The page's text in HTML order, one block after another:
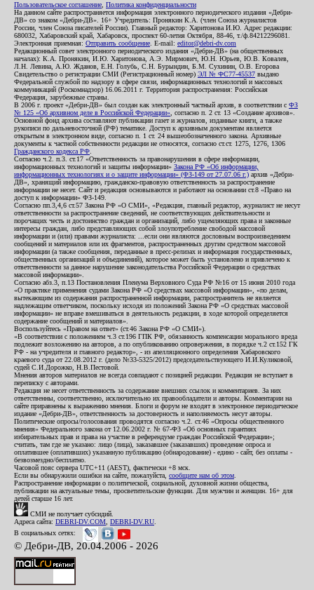
Пользовательское соглашение Политика конфиденциальности
На данном сайте распространяется информация электронного периодического издания «Дебри-
ДВ» со знаком «Дебри-ДВ». 16+ Учредитель: Пронякин К.А. (член Союза журналистов
России, член Союза писателей России). Главный редактор: Харитонова И.Ю. Адрес редакции:
680032, Хабаровский край, Хабаровск, проспект 60-летия Октября, 88-46, т./ф.84212296081.
Электронная приемная: Отправить сообщение . E-mail: editor@debri-dv.com
Редакционный совет электронного периодического издания «Дебри-ДВ» (на общественных
началах): К.А. Пронякин, И.Ю. Харитонова, А.Э. Мирмович, Ю.Н. Юрьев, Ю.В. Ковалев,
Л.Н. Левина, А.Ю. Жданов, Е.Н. Голубь, С.Н. Бурындин, Б.М. Сухинин, О.В. Егорова
Свидетельство о регистрации СМИ (Регистрационный номер) ЭЛ № ФС77-45537 выдано
Федеральной службой по надзору в сфере связи, информационных технологий и массовых
коммуникаций (Роскомнадзор) 16.06.2011 г. Территория распространения: Российская
Федерация, зарубежные страны.
В 2006 г. проект «Дебри-ДВ» был создан как электронный частный архив, в соответствии с ФЗ
№ 125 «Об архивном деле в Российской Федерации» , согласно п. 2 ст. 13 «Создание архивов».
Основной фонд архива составляют публикации газет и журналов, изданные книги, а также
рукописи по дальневосточной (РФ) тематике. Доступ к архивным документам является
открытым в электронном виде, согласно п. 1 ст. 24 вышеобозначенного закона. Архивные
документы к частной собственности редакции не относятся, согласно ст.ст. 1275, 1276, 1306
Гражданского кодекса РФ
Согласно ч.2. п.3. ст.17 «Ответственность за правонарушения в сфере информации,
информационных технологий и защиты информации» Закона РФ «Об информации,
информационных технологиях и о защите информации» (ФЗ-149 от 27.07.06 г.) архив «Дебри-
ДВ», хранящий информацию, гражданско-правовую ответственность за распространение
информации не несет. Сайт и редакция основываются и работают на основании ст.8 «Право на
доступ к информации» ФЗ-149.
Согласно пп.3,4,6 ст.57 Закона РФ «О СМИ», «Редакция, главный редактор, журналист не несут
ответственности за распространение сведений, не соответствующих действительности и
порочащих честь и достоинство граждан и организаций, либо ущемляющих права и законные
интересы граждан, либо представляющих собой злоупотребление свободой массовой
информации и (или) правами журналиста: ...если они являются дословным воспроизведением
сообщений и материалов или их фрагментов, распространенных другим средством массовой
информации (а также сообщения, переданные в пресс-релизах и информация государственных,
общественных организаций и объединений), которое может быть установлено и привлечено к
ответственности за данное нарушение законодательства Российской Федерации о средствах
массовой информации».
Согласно абз.3, п.13 Постановления Пленума Верховного Суда РФ №16 от 15 июня 2010 года
«О практике применения судами Закона РФ «О средствах массовой информации», «по делам,
вытекающим из содержания распространенной информации, распространитель не является
надлежащим ответчиком, поскольку исходя из положений Закона РФ «О средствах массовой
информации» не вправе вмешиваться в деятельность редакции, в ходе которой определяется
содержание сообщений и материалов».
Воспользуйтесь «Правом на ответ» (ст.46 Закона РФ «О СМИ»).
«В соответствии с положением ч.3 ст.196 ГПК РФ, обязанность компенсации морального вреда
подлежит возложению на авторов, а по опубликованию опровержения, в порядке ч.2 ст.152 ГК
РФ - на учредителя и главного редактор», - из апелляционного определения Хабаровского
краевого суда от 22.08.2012 г. (дело №33-5325/2012) председательствующего И.И.Куликовой,
судей С.И.Дорожко, Н.В.Пестовой.
Мнения авторов материалов не всегда совпадают с позицией редакции. Редакция не вступает в
переписку с авторами.
Редакция не несет ответственность за содержание внешних ссылок и комментариев. За них
ответственны, соответственно, исключительно их правообладатели и авторы. Комментарии на
сайте приравнены к выражению мнения. Блоги и форум не входят в электронное периодическое
издание «Дебри-ДВ», ответственность за достоверность и наполняемость несут авторы.
Политические опросы/голосования проводятся согласно ч.2. ст.46 «Опросы общественного
мнения» Федерального закона от 12.06.2002 г. № 67-ФЗ «Об основных гарантиях
избирательных прав и права на участие в референдуме граждан Российской Федерации»;
считать, там где не указано: лицо (лица), заказавшее (заказавших) проведение опроса и
оплатившее (оплативших) указанную публикацию (обнародование) - едино - сайт, без оплаты -
безвозмездно/бесплатно.
Часовой пояс сервера UTC+11 (AEST), фактически +8 мск.
Если вы обнаружили ошибки на сайте, пожалуйста, сообщите нам об этом
Распространение информации о политической, социальной, духовной жизни общества,
публикации на актуальные темы, просветительские функции. Для мужчин и женщин. 16+ для
детей старше 16 лет.
СМИ не получает субсидий.
Адреса сайта: DEBRI-DV.COM DEBRI-DV.RU
В социальных сетях:
© Дебри-ДВ, 20.04.2006 - 2026